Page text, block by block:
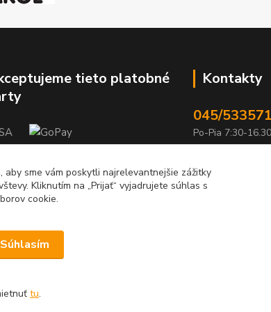
tieto platobné
Kontakty
045/
Po-Pia 7:30-
sme vám poskytli najrelevantnejšie zážitky
Kliknutím na „Prijať“ vyjadrujete súhlas s
cookie.
Súhlasím
tu.